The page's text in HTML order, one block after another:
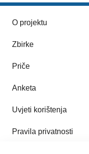
O projektu
Zbirke
Priče
Anketa
Uvjeti korištenja
Pravila privatnosti